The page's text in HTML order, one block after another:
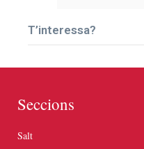
T’interessa?
Seccions
Salt